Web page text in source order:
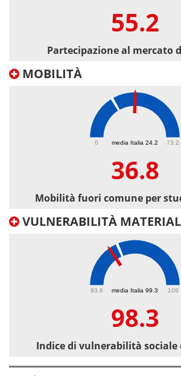
55.2
Partecipazione al mercato
MOBILITÀ
media Italia 24.2
0 73.2
36.8
Mobilità fuori comune per
VULNERABILITÀ
media Italia 99.3
93.6 109
98.3
Indice di vulnerabilità sociale